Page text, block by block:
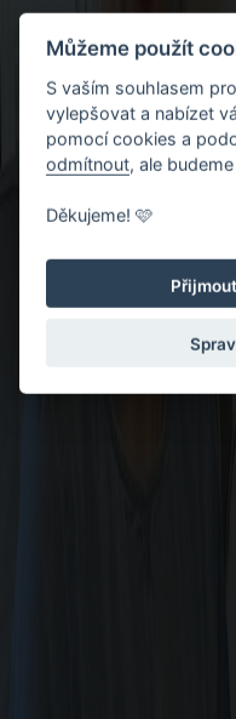
Můžeme použít
S vaším souhlasem
vylepšovat a nabízet
pomocí cookies a
odmítnout, ale
Děkujeme! 🩷